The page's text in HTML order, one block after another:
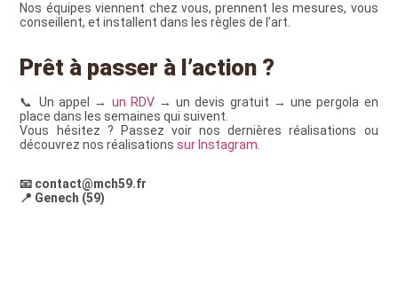
Nos équipes viennent chez vous, prennent les mesures, vous
conseillent, et installent dans les règles de l’art.
Prêt à passer à l’action ?
📞 Un appel → un RDV→ un devis gratuit → une pergola en
place dans les semaines qui suivent.
Vous hésitez ? Passez voir nos dernières réalisations ou
découvrez nos réalisationssur Instagram.
📧 contact@mch59.fr
📍 Genech (59)